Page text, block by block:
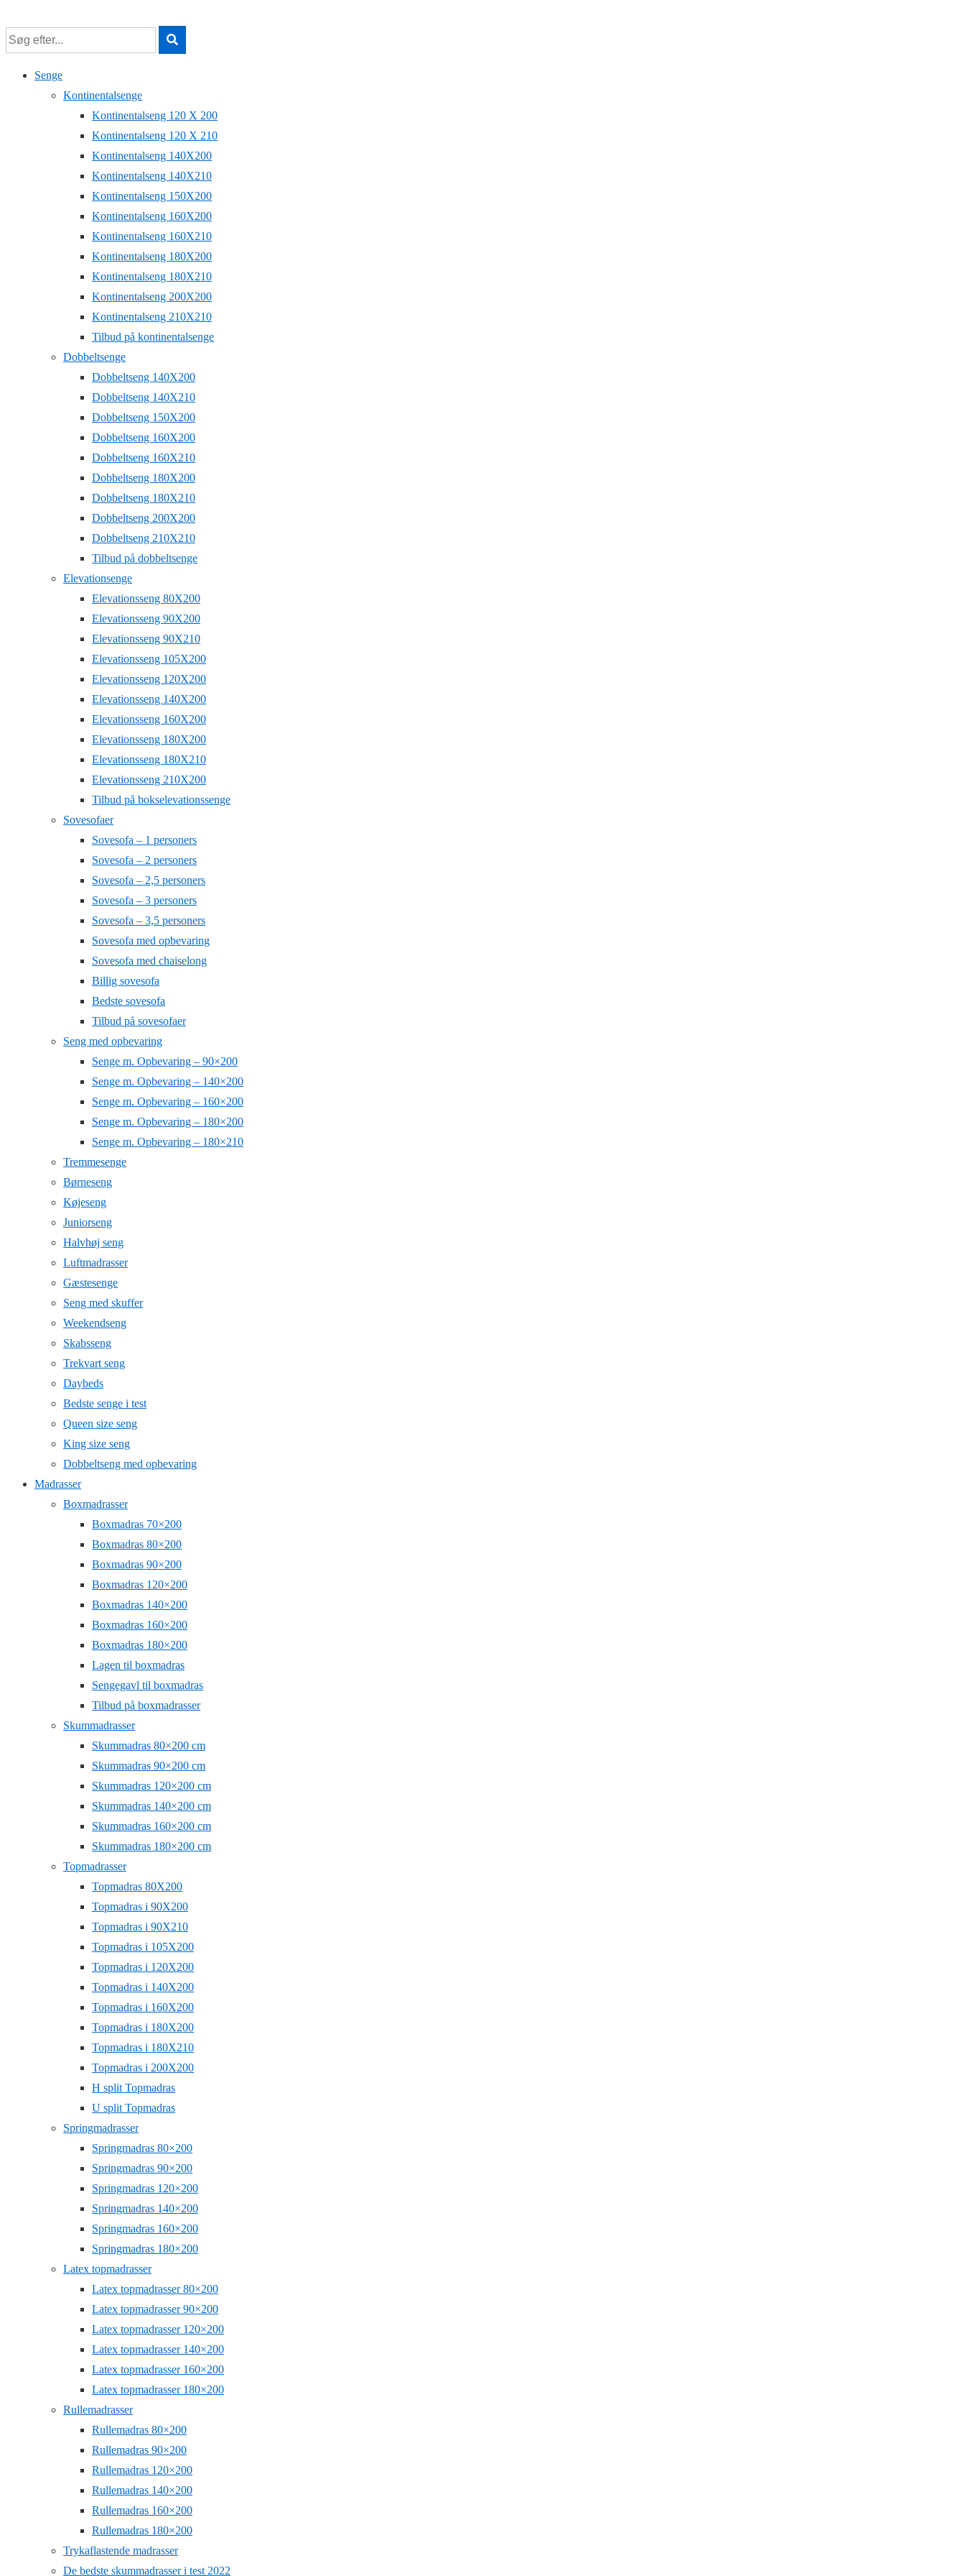
Hop
til
hovedindhold
Senge
Kontinentalsenge
Kontinentalseng 120 X 200
Kontinentalseng 120 X 210
Kontinentalseng 140X200
Kontinentalseng 140X210
Kontinentalseng 150X200
Kontinentalseng 160X200
Kontinentalseng 160X210
Kontinentalseng 180X200
Kontinentalseng 180X210
Kontinentalseng 200X200
Kontinentalseng 210X210
Tilbud på kontinentalsenge
Dobbeltsenge
Dobbeltseng 140X200
Dobbeltseng 140X210
Dobbeltseng 150X200
Dobbeltseng 160X200
Dobbeltseng 160X210
Dobbeltseng 180X200
Dobbeltseng 180X210
Dobbeltseng 200X200
Dobbeltseng 210X210
Tilbud på dobbeltsenge
Elevationsenge
Elevationsseng 80X200
Elevationsseng 90X200
Elevationsseng 90X210
Elevationsseng 105X200
Elevationsseng 120X200
Elevationsseng 140X200
Elevationsseng 160X200
Elevationsseng 180X200
Elevationsseng 180X210
Elevationsseng 210X200
Tilbud på bokselevationssenge
Sovesofaer
Sovesofa – 1 personers
Sovesofa – 2 personers
Sovesofa – 2,5 personers
Sovesofa – 3 personers
Sovesofa – 3,5 personers
Sovesofa med opbevaring
Sovesofa med chaiselong
Billig sovesofa
Bedste sovesofa
Tilbud på sovesofaer
Seng med opbevaring
Senge m. Opbevaring – 90×200
Senge m. Opbevaring – 140×200
Senge m. Opbevaring – 160×200
Senge m. Opbevaring – 180×200
Senge m. Opbevaring – 180×210
Tremmesenge
Børneseng
Køjeseng
Juniorseng
Halvhøj seng
Luftmadrasser
Gæstesenge
Seng med skuffer
Weekendseng
Skabsseng
Trekvart seng
Daybeds
Bedste senge i test
Queen size seng
King size seng
Dobbeltseng med opbevaring
Madrasser
Boxmadrasser
Boxmadras 70×200
Boxmadras 80×200
Boxmadras 90×200
Boxmadras 120×200
Boxmadras 140×200
Boxmadras 160×200
Boxmadras 180×200
Lagen til boxmadras
Sengegavl til boxmadras
Tilbud på boxmadrasser
Skummadrasser
Skummadras 80×200 cm
Skummadras 90×200 cm
Skummadras 120×200 cm
Skummadras 140×200 cm
Skummadras 160×200 cm
Skummadras 180×200 cm
Topmadrasser
Topmadras 80X200
Topmadras i 90X200
Topmadras i 90X210
Topmadras i 105X200
Topmadras i 120X200
Topmadras i 140X200
Topmadras i 160X200
Topmadras i 180X200
Topmadras i 180X210
Topmadras i 200X200
H split Topmadras
U split Topmadras
Springmadrasser
Springmadras 80×200
Springmadras 90×200
Springmadras 120×200
Springmadras 140×200
Springmadras 160×200
Springmadras 180×200
Latex topmadrasser
Latex topmadrasser 80×200
Latex topmadrasser 90×200
Latex topmadrasser 120×200
Latex topmadrasser 140×200
Latex topmadrasser 160×200
Latex topmadrasser 180×200
Rullemadrasser
Rullemadras 80×200
Rullemadras 90×200
Rullemadras 120×200
Rullemadras 140×200
Rullemadras 160×200
Rullemadras 180×200
Trykaflastende madrasser
De bedste skummadrasser i test 2022